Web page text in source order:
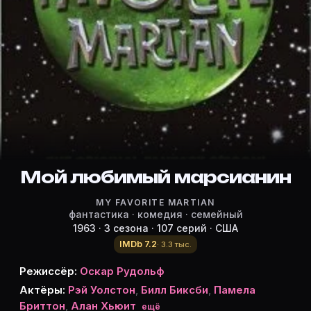
Режиссёр, актёры и роли «Мой
Режиссёр и актёры:
Оскар Рудольф (режиссёр)
Рэй Уолстон
— Uncle Martin
Bill Bixby
— Tim O'Hara
Pamela Britton
— Mrs. Lorelei Brown
Алан Хьюит
Дж. Пэт О’Мэлли — Mr. Harry Burns
— Officer Walker
Хэл Бэйлор — Red
— Detective Smithers
Энн Маршалл — Angela Brown
Берни Копелл — George
Мой любимый марсианин
MY FAVORITE MARTIAN
фантастика · комедия · семейный
1963 · 3 сезона · 107 серий · США
IMDb 7.2· 3.3 тыс.
Режиссёр: Оскар Рудольф
Актёры: Рэй Уолстон, Билл Биксби, Памела
Бриттон, Алан Хьюит ещё